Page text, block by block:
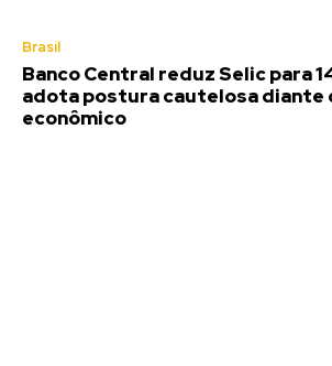
Brasil
Banco Central reduz Selic para
adota postura cautelosa diante
econômico